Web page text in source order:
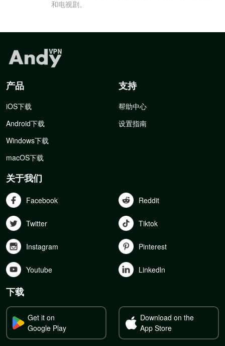
和电视剧。
产品
iOS下载
Android下载
Windows下载
macOS下载
支持
帮助中心
设置指南
关于我们
Facebook Reddit
Twitter Tiktok
Instagram Pinterest
Youtube Linkedln
下载
Get it on
Google Play
Download on the
App Store